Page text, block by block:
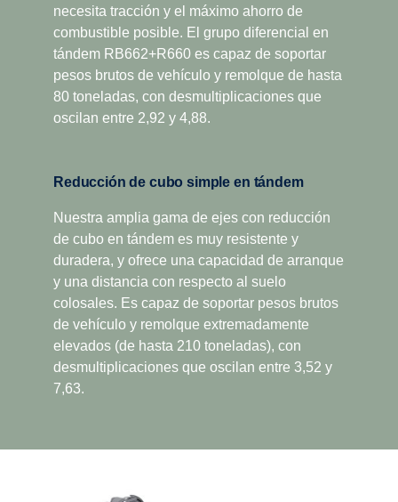
Facilidad de conduc­ción
Se logra una mayor facilidad de conducción con
una gama más amplia de desmultiplicación, que
incluye marcha superlenta y superdirecta, y que se
ajusta a la filosofía de bajas revoluciones del motor
necesita tracción y el máximo ahorro de
combustible posible. El grupo diferencial en
tándem RB662+R660 es capaz de soportar
pesos brutos de vehículo y remolque de hasta
80 toneladas, con desmultiplicaciones que
oscilan entre 2,92 y 4,88.
Reducción de cubo simple en tándem
Nuestra amplia gama de ejes con reducción
de cubo en tándem es muy resistente y
duradera, y ofrece una capacidad de arranque
y una distancia con respecto al suelo
colosales. Es capaz de soportar pesos brutos
de vehículo y remolque extremadamente
elevados (de hasta 210 toneladas), con
desmultiplicaciones que oscilan entre 3,52 y
7,63.